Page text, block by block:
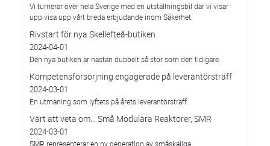
Vi turnerar över hela Sverige med en utställningsbil där vi visar
upp visa upp vårt breda erbjudande inom Säkerhet.
Rivstart för nya Skellefteå-butiken
2024-04-01
Den nya butiken är nästan dubbelt så stor som den tidigare.
Kompetensförsörjning engagerade på leverantörsträff
2024-03-01
En utmaning som lyftets på årets leverantörsträff.
Värt att veta om... Små Modulära Reaktorer, SMR
2024-03-01
SMR representerar en ny generation av småskaliga